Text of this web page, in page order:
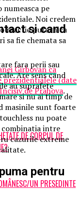
numeasca pe
Noi credem
reactie puternica
sa fie chemata sa
Girbovan ca
prezidentialele (date
de Prahova.
DE CORPUL DE
UN PRESEDINTE
si cand
fara perii sau
Are sens cand
au suprafete
si nu ai timp de
masinile sunt foarte
nu poate
intre
cazurile extreme
pentru